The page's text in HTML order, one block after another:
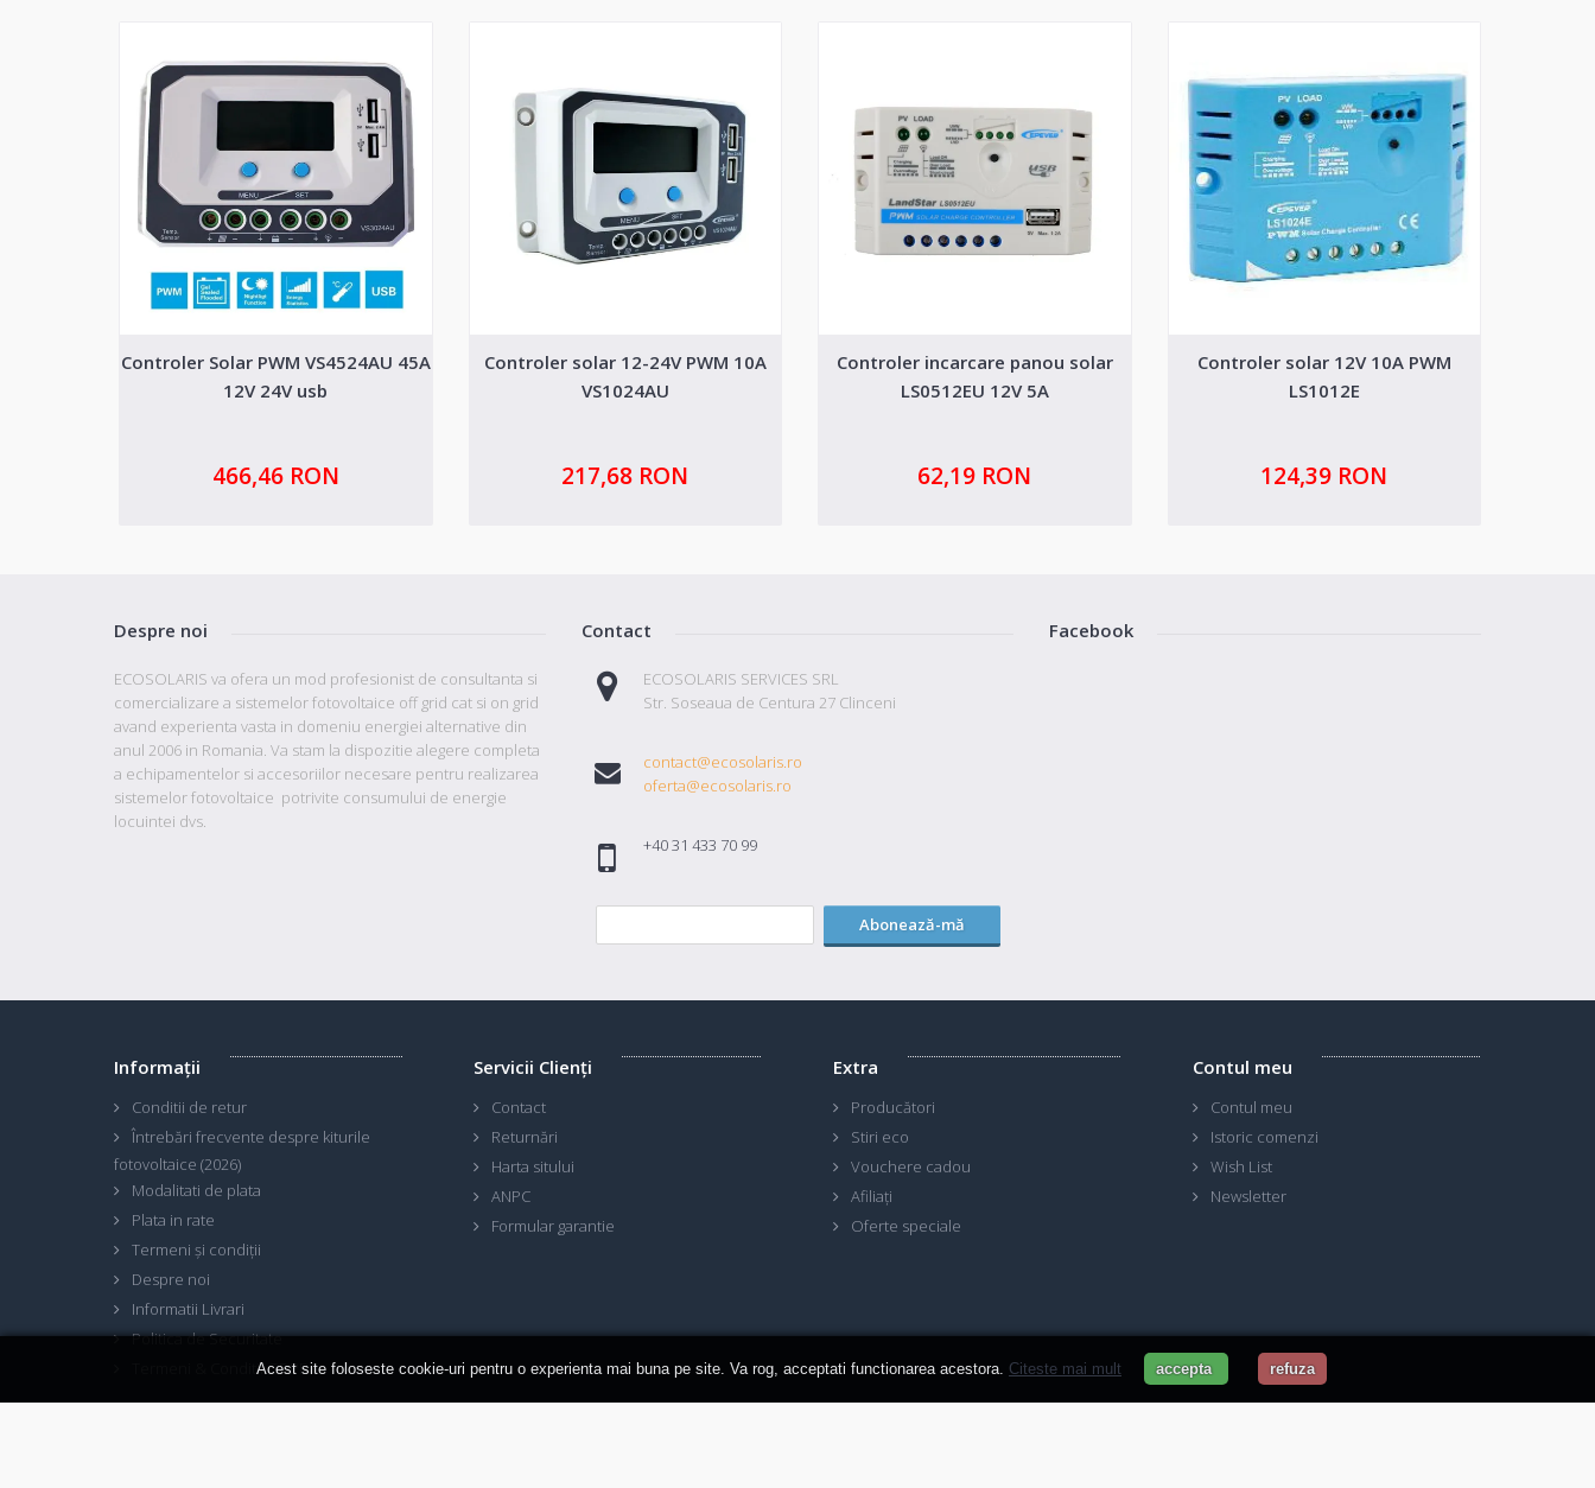
Acest site foloseste cookie-uri pentru o experienta mai buna pe site. Va rog, acceptati functionarea acestora. Citeste mai mult accepta refuza
Controler Solar PWM VS4524AU 45A
12V 24V usb
466,46 RON
Controler solar 12-24V PWM 10A
VS1024AU
217,68 RON
Controler incarcare panou solar
LS0512EU 12V 5A
62,19 RON
Controler solar 12V 10A PWM
LS1012E
124,39 RON
Despre noi
ECOSOLARIS va ofera un mod profesionist de consultanta si
comercializare a sistemelor fotovoltaice off grid cat si on grid
avand experienta vasta in domeniu energiei alternative din
anul 2006 in Romania. Va stam la dispozitie alegere completa
a echipamentelor si accesoriilor necesare pentru realizarea
sistemelor fotovoltaice potrivite consumului de energie
locuintei dvs.
Contact
ECOSOLARIS SERVICES SRL
Str. Soseaua de Centura 27 Clinceni
contact@ecosolaris.ro
oferta@ecosolaris.ro
+40 31 433 70 99
Facebook
Abonează-mă
Informaţii
Conditii de retur
Întrebări frecvente despre kiturile
fotovoltaice (2026)
Modalitati de plata
Plata in rate
Termeni și condiții
Despre noi
Informatii Livrari
Politica de Securitate
Termeni & Conditii GDPR
Servicii Clienţi
Contact
Returnări
Harta sitului
ANPC
Formular garantie
Extra
Producători
Stiri eco
Vouchere cadou
Afiliaţi
Oferte speciale
Contul meu
Contul meu
Istoric comenzi
Wish List
Newsletter